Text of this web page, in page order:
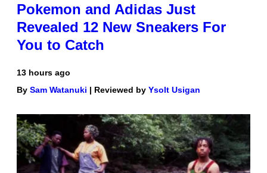
Pokemon and Adidas Just
Revealed 12 New Sneakers For
You to Catch
13 hours ago
By Sam Watanuki | Reviewed by Ysolt Usigan